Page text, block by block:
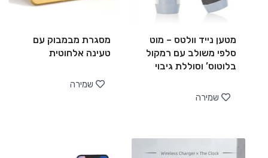
מטען נייד וולטס – מוט
סלפי משולב עם רמקול
בלוטוס’ וסוללת גיבוי
שמירה
מסגרת מבמבוק עם
טעינה אלחוטית
שמירה